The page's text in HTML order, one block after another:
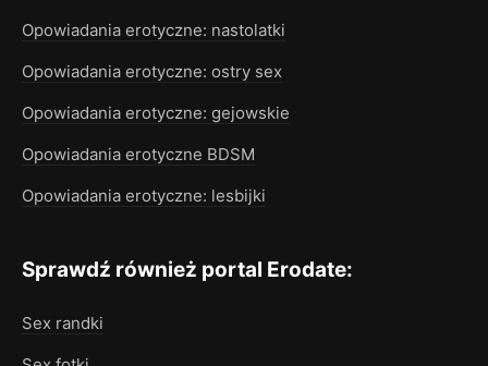
Opowiadania erotyczne: nastolatki
Opowiadania erotyczne: ostry sex
Opowiadania erotyczne: gejowskie
Opowiadania erotyczne BDSM
Opowiadania erotyczne: lesbijki
Sprawdź również portal Erodate:
Sex randki